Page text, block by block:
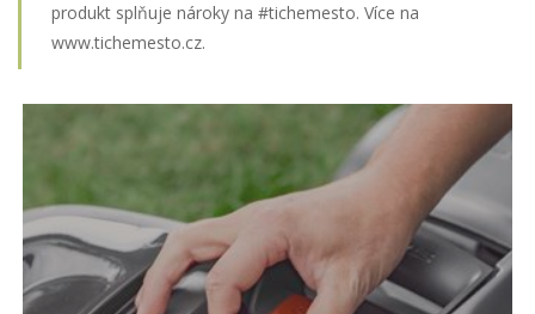
produkt splňuje nároky na #tichemesto. Více na
www.tichemesto.cz.